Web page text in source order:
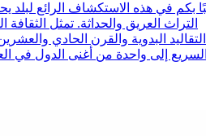
بكم في هذه الاستكشاف الرائع لبلد
التراث العريق والحداثة. تمثل
التقاليد البدوية والقرن الحادي
إلى واحدة من أغنى الدول في